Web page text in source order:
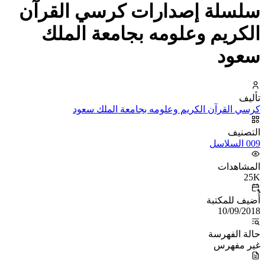
سلسلة إصدارات كرسي القرآن
الكريم وعلومه بجامعة الملك
سعود
تأليف
كرسي القرآن الكريم وعلومه بجامعة الملك سعود
التصنيف
009 السلاسل
المشاهدات
25K
أُضيف للمكتبة
10/09/2018
حالة الفهرسة
غير مفهرس